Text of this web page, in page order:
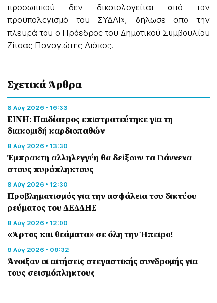
προσωπικού δεν δικαιολογείται από τον
προϋπολογισμό του ΣΥΔΛΙ», δήλωσε από την
πλευρά του ο Πρόεδρος του Δημοτικού Συμβουλίου
Ζίτσας Παναγιώτης Λιάκος.
Σχετικά Άρθρα
8 Αύγ 2026 • 16:33
ΕΙΝΗ: Παιδίατρος επιστρατεύτηκε για τη
διακομιδή καρδιοπαθών
8 Αύγ 2026 • 13:30
Έμπρακτη αλληλεγγύη θα δείξουν τα Γιάννενα
στους πυρόπληκτους
8 Αύγ 2026 • 12:30
Προβληματισμός για την ασφάλεια του δικτύου
ρεύματος του ΔΕΔΔΗΕ
8 Αύγ 2026 • 12:00
«Άρτος και θεάματα» σε όλη την Ήπειρο!
8 Αύγ 2026 • 09:32
Άνοιξαν οι αιτήσεις στεγαστικής συνδρομής για
τους σεισμόπληκτους